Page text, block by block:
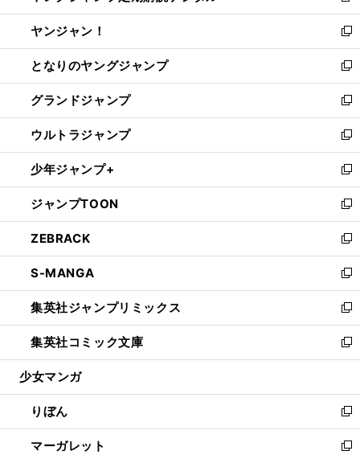
開
く
ウ
で
開
く
ウ
ィ
ン
ド
ウ
で
開
く
し
い
ウ
ィ
ン
ド
ウ
で
開
く
ヤンジャン！
新
し
い
ウ
ィ
ン
ド
ウ
で
開
く
となりのヤングジャンプ
新
し
い
ウ
ィ
ン
ド
ウ
で
開
く
グランドジャンプ
新
し
い
ウ
ィ
ン
ド
ウ
で
開
く
ウルトラジャンプ
新
し
い
ウ
ィ
ン
ド
ウ
で
開
く
少年ジャンプ+
新
し
い
ウ
ィ
ン
ド
ウ
で
開
く
ジャンプTOON
新
し
い
ウ
ィ
ン
ド
ウ
で
開
ZEBRACK
新
し
い
ウ
ィ
ン
ド
ウ
開
く
S-MANGA
新
し
い
ウ
ィ
ン
ウ
で
開
く
集英社ジャンプリミックス
新
し
い
ウ
ン
ド
ウ
で
集英社コミック文庫
新
し
ウ
ィ
ン
ド
少女マンガ
りぼん
新
し
い
マーガレット
新